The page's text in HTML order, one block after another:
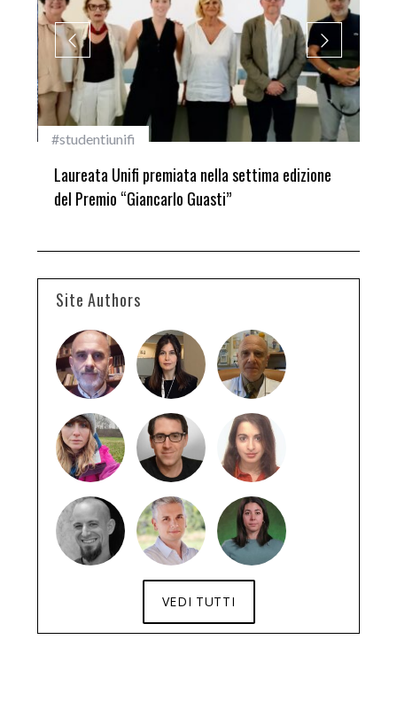
#studentiunifi
Laureata Unifi premiata nella settima edizione
del Premio “Giancarlo Guasti”
Site Authors
VEDI TUTTI